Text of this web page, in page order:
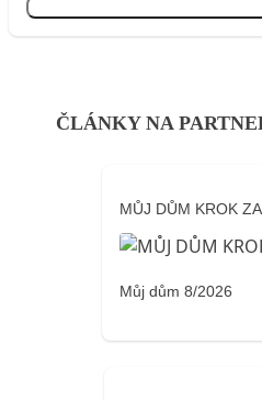
ČLÁNKY NA
MŮJ DŮM KROK
Můj dům 8/2026